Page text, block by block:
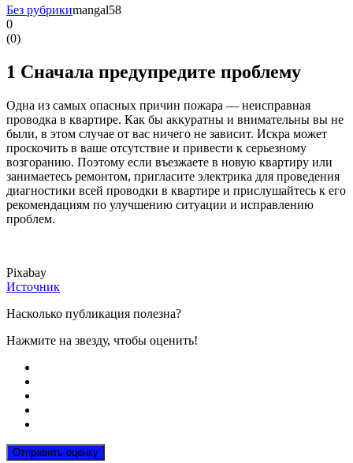
Без рубрикиmangal58
0
(0)
1 Сначала предупредите проблему
Одна из самых опасных причин пожара — неисправная
проводка в квартире. Как бы аккуратны и внимательны вы не
были, в этом случае от вас ничего не зависит. Искра может
проскочить в ваше отсутствие и привести к серьезному
возгоранию. Поэтому если въезжаете в новую квартиру или
занимаетесь ремонтом, пригласите электрика для проведения
диагностики всей проводки в квартире и прислушайтесь к его
рекомендациям по улучшению ситуации и исправлению
проблем.
Pixabay
Источник
Насколько публикация полезна?
Нажмите на звезду, чтобы оценить!
Отправить оценку